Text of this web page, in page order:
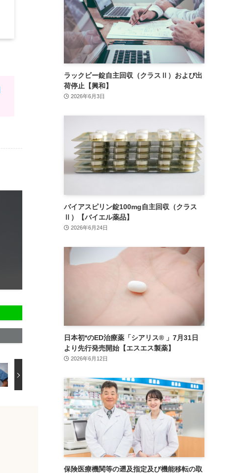
ラックビー錠自主回収（クラスⅡ）および出
荷停止【興和】
2026年6月3日
バイアスピリン錠100mg自主回収（クラス
Ⅱ）【バイエル薬品】
2026年6月24日
日本初*のED治療薬「シアリス® 」7月31日
より先行発売開始【エスエス製薬】
2026年6月12日
保険医療機関等の遡及指定及び機能移転の取